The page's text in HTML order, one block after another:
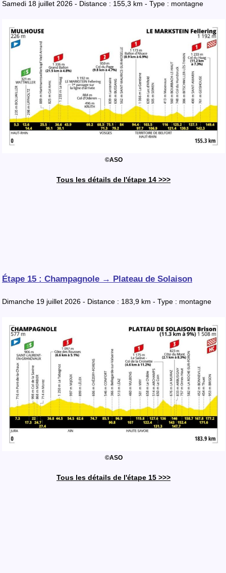
Samedi 18 juillet 2026 - Distance : 155,3 km - Type : montagne
©ASO
Tous les détails de l'étape 14 >>>
Étape 15 : Champagnole → Plateau de Solaison
Dimanche 19 juillet 2026 - Distance : 183,9 km - Type : montagne
©ASO
Tous les détails de l'étape 15 >>>